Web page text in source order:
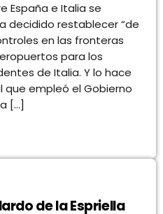
España e Italia se
decidido restablecer “de
en las fronteras
para los
de Italia. Y lo hace
que empleó el Gobierno
[…]
de la Espriella